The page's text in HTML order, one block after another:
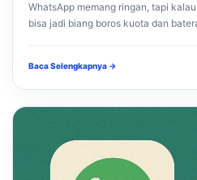
WhatsApp memang ringan, tapi
bisa jadi biang boros kuota dan
Baca Selengkapnya →